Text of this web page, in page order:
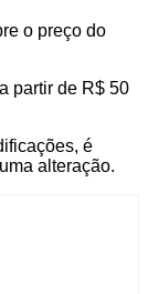
o preço do
partir de R$ 50
é
alteração.